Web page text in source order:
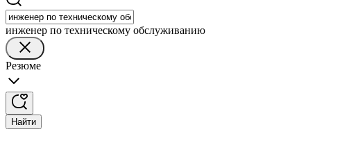
инженер по техническому обслуживанию
Резюме
Найти